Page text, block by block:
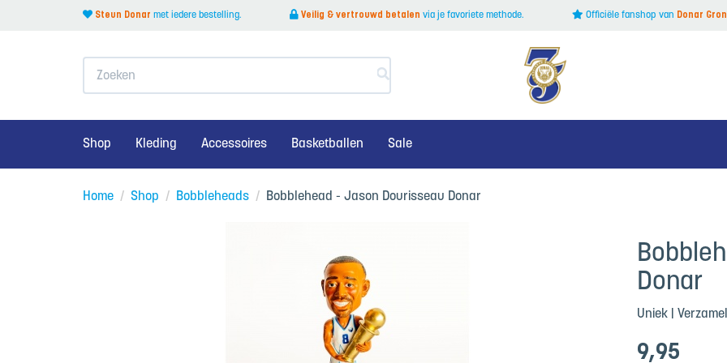
alles van Kleding
Steun Donar met iedere bestelling. Veilig & vertrouwd betalen via je favoriete methode. Officiële fanshop van Donar
Shop Kleding Accessoires Basketballen Sale
Home / Shop / Bobbleheads / Bobblehead - Jason Dourisseau Donar
Donar
Uniek |
9,95